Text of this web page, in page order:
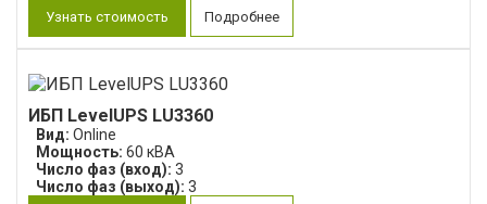
Узнать стоимость Подробнее
ИБП LevelUPS LU3360
Вид: Online
Мощность: 60 кВА
Число фаз (вход): 3
Число фаз (выход): 3